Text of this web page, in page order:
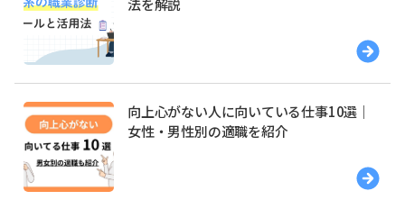
法を解説
向上心がない人に向いている仕事10選｜
女性・男性別の適職を紹介